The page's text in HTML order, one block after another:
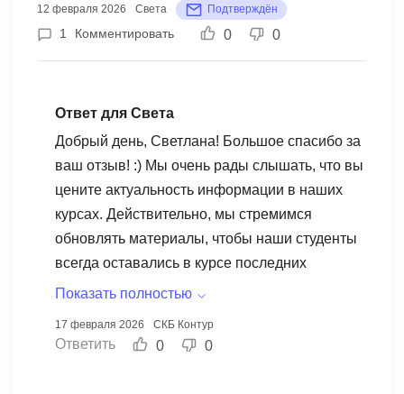
12 февраля 2026 Света Подтверждён
1 Комментировать 0 0
Ответ для Света
Добрый день, Светлана! Большое спасибо за
ваш отзыв! :) Мы очень рады слышать, что вы
цените актуальность информации в наших
курсах. Действительно, мы стремимся
обновлять материалы, чтобы наши студенты
всегда оставались в курсе последних
тенденций в области интернет-маркетинга и
слова вдохновляют нашу команду
Показать полностью
17 февраля 2026 СКБ Контур
Ответить 0 0